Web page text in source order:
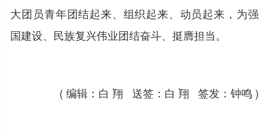
大团员青年团结起来、组织起来、动员起来，为强
国建设、民族复兴伟业团结奋斗、挺膺担当。
( 编辑：白 翔 送签：白 翔 签发：钟鸣 )